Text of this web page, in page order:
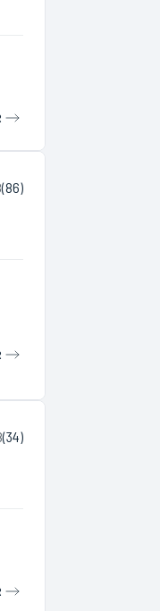
(86)
(34)